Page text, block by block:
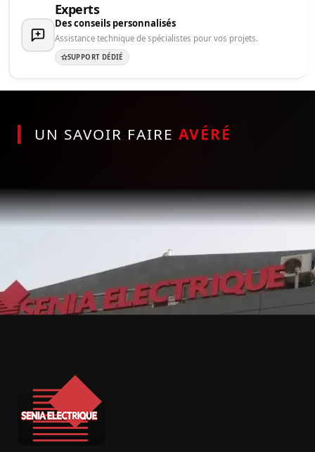
Experts
Des conseils personnalisés
Assistance technique de spécialistes pour vos projets.
SUPPORT DÉDIÉ
UN SAVOIR FAIRE AVÉRÉ